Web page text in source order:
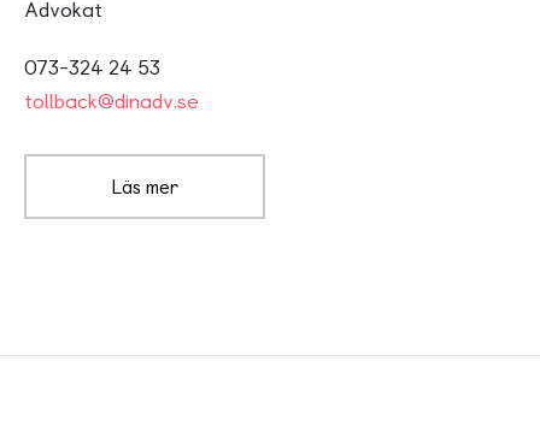
Advokat
073-324 24 53
tollback@dinadv.se
Läs mer